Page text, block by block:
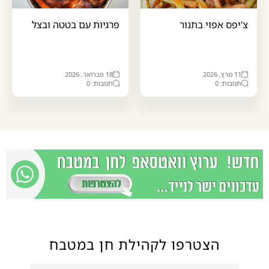
צ'יפס אפוי בתנור
11 מרץ, 2026
תגובות: 0
פרגיות עם בטטה ובצל
18 פברואר, 2026
תגובות: 0
הצטרפו לקהילת חן במטבח